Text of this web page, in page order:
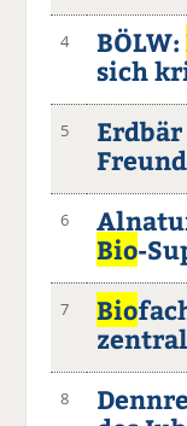
4 BÖLW:
sich
5
6
Bio-
7 Bio
8